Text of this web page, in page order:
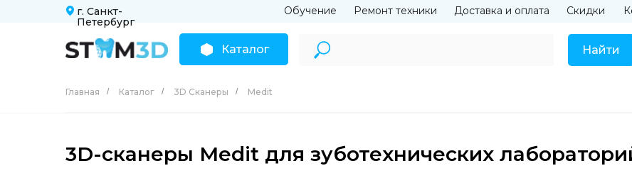
Найти
Каталог
Доставка и оплата
Обучение Ремонт техники Скидки
г. Санкт-
Петербург
Главная / Каталог / 3D Сканеры / Medit
3D-сканеры Medit для зуботехнических